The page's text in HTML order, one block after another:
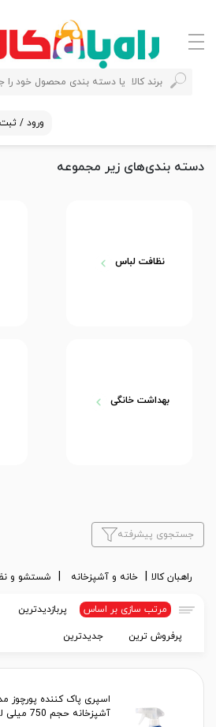
ورود /
دسته بندی‌های زیر مجموعه
نظافت لباس
بهداشت خانگی
جستجوی پیشرفته
راهبان کالا خانه و آشپزخانه شستشو و
مرتب سازی بر اساس پربازدیدترین
پرفروش ترین جدیدترین
آشپزخانه حجم 750 میلی لیتر